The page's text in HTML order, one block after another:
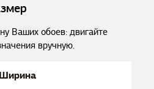
Ваших обоев: двигайте
вручную.
Ширина